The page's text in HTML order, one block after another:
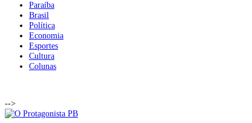
Paraíba
Brasil
Política
Economia
Esportes
Cultura
Colunas
-->